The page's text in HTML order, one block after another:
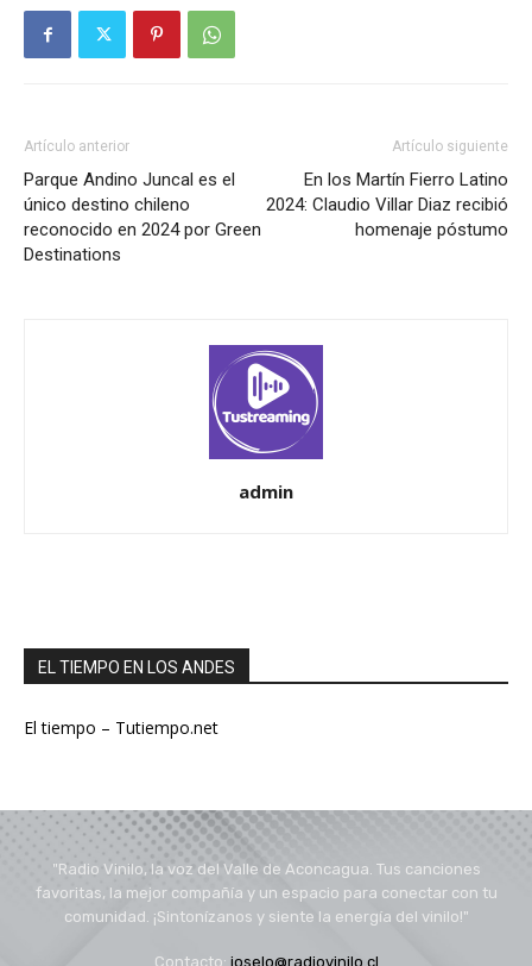
Artículo anterior
Parque Andino Juncal es el
único destino chileno
reconocido en 2024 por Green
Destinations
Artículo siguiente
En los Martín Fierro Latino
2024: Claudio Villar Diaz recibió
homenaje póstumo
admin
EL TIEMPO EN LOS ANDES
El tiempo – Tutiempo.net
"Radio Vinilo, la voz del Valle de Aconcagua. Tus canciones
favoritas, la mejor compañía y un espacio para conectar con tu
comunidad. ¡Sintonízanos y siente la energía del vinilo!"
Contacto: joselo@radiovinilo.cl